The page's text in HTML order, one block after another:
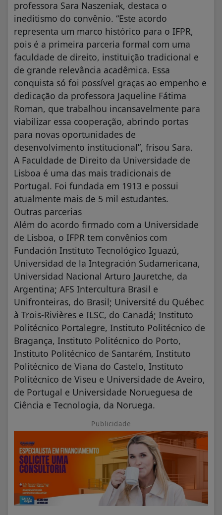
professora Sara Naszeniak, destaca o
ineditismo do convênio. “Este acordo
representa um marco histórico para o IFPR,
pois é a primeira parceria formal com uma
faculdade de direito, instituição tradicional e
de grande relevância acadêmica. Essa
conquista só foi possível graças ao empenho e
dedicação da professora Jaqueline Fátima
Roman, que trabalhou incansavelmente para
viabilizar essa cooperação, abrindo portas
para novas oportunidades de
desenvolvimento institucional”, frisou Sara.
A Faculdade de Direito da Universidade de
Lisboa é uma das mais tradicionais de
Portugal. Foi fundada em 1913 e possui
atualmente mais de 5 mil estudantes.
Outras parcerias
Além do acordo firmado com a Universidade
de Lisboa, o IFPR tem convênios com
Fundación Instituto Tecnológico Iguazú,
Universidad de la Integración Sudamericana,
Universidad Nacional Arturo Jauretche, da
Argentina; AFS Intercultura Brasil e
Unifronteiras, do Brasil; Université du Québec
à Trois-Rivières e ILSC, do Canadá; Instituto
Politécnico Portalegre, Instituto Politécnico de
Bragança, Instituto Politécnico do Porto,
Instituto Politécnico de Santarém, Instituto
Politécnico de Viana do Castelo, Instituto
Politécnico de Viseu e Universidade de Aveiro,
de Portugal e Universidade Norueguesa de
Ciência e Tecnologia, da Noruega.
Publicidade